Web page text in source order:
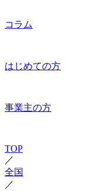
コラム
はじめての方
事業主の方
TOP
／
全国
／